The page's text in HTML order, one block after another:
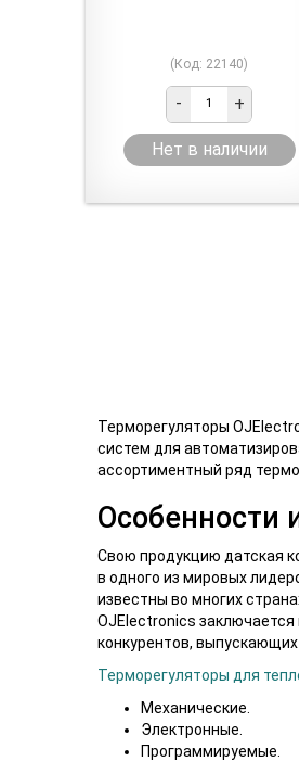
(Код: 22140)
- +
Нет в наличии
Терморегуляторы
систем для
ассортиментный ряд
Особенности
Свою продукцию датская
в одного из мировых
известны во многих
OJElectronics
конкурентов, выпускающих
Терморегуляторы для
Механические.
Электронные.
Программируемые.